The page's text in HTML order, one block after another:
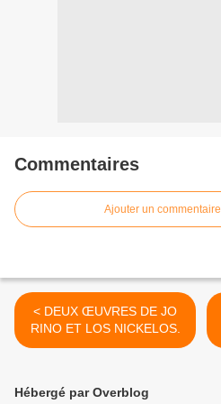
Commentaires
Ajouter un commentaire
< DEUX ŒUVRES DE JO
RINO ET LOS NICKELOS.
Hébergé par Overblog